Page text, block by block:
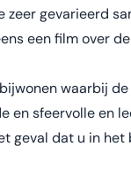
zeer gevarieerd
een film over
waarbij
en sfeervolle en
geval dat u in